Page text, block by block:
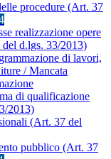
procedure (Art. 37
realizzazione opere
d.lgs. 33/2013)
di lavori,
/ Mancata
di qualificazione
2013)
(Art. 37 del
pubblico (Art. 37